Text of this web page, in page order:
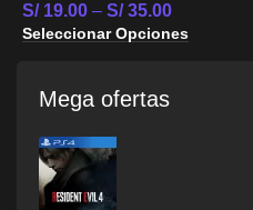
S/19.00 – S/35.00
Seleccionar Opciones
Mega ofertas